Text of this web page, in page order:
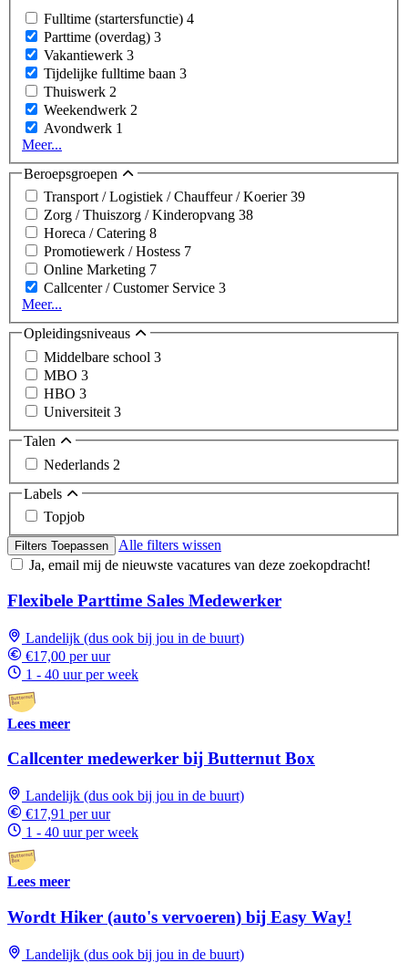
Fulltime (startersfunctie) 4
Parttime (overdag) 3
Vakantiewerk 3
Tijdelijke fulltime baan 3
Thuiswerk 2
Weekendwerk 2
Avondwerk 1
Meer...
Beroepsgroepen
Transport / Logistiek / Chauffeur / Koerier39
Zorg / Thuiszorg / Kinderopvang 38
Horeca / Catering 8
Promotiewerk / Hostess 7
Online Marketing 7
Callcenter / Customer Service 3
Meer...
Opleidingsniveaus
Middelbare school 3
MBO 3
HBO 3
Universiteit 3
Talen
Nederlands 2
Labels
Topjob
Filters Toepassen
Alle filters wissen
Ja, email mij de nieuwste vacatures van deze zoekopdracht!
Flexibele Parttime Sales Medewerker
Landelijk (dus ook bij jou in de buurt)
€17,00 per uur
1 - 40 uur per week
Lees meer
Callcenter medewerker bij Butternut Box
Landelijk (dus ook bij jou in de buurt)
€17,91 per uur
1 - 40 uur per week
Lees meer
Wordt Hiker (auto's vervoeren) bij Easy Way!
Landelijk (dus ook bij jou in de buurt)